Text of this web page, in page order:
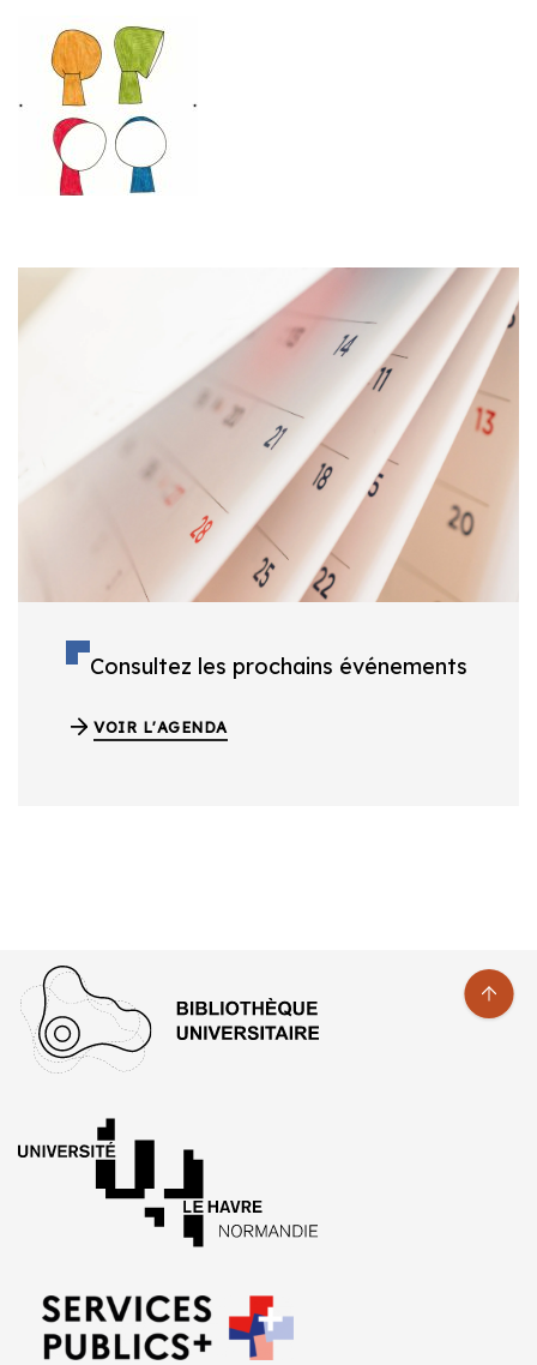
Consultez les prochains événements
VOIR L'AGENDA